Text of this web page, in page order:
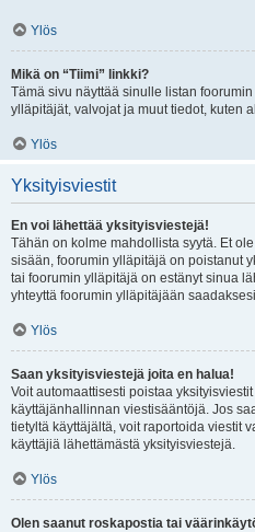
Ylös
Mikä on “Tiimi” linkki?
Tämä sivu näyttää sinulle listan
ylläpitäjät, valvojat ja muut tiedot, kuten
Ylös
Yksityisviestit
En voi lähettää yksityisviestejä!
Tähän on kolme mahdollista syytä. Et
sisään, foorumin ylläpitäjä on poistanut
tai foorumin ylläpitäjä on estänyt sinua
yhteyttä foorumin ylläpitäjään
Ylös
Saan yksityisviestejä joita en halua!
Voit automaattisesti poistaa
käyttäjänhallinnan viestisääntöjä. Jos
tietyltä käyttäjältä, voit raportoida viestit
käyttäjiä lähettämästä yksityisviestejä.
Ylös
Olen saanut roskapostia tai